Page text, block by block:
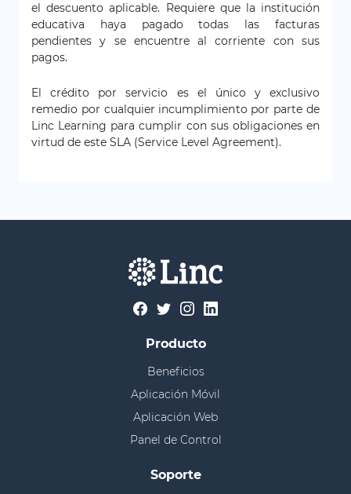
el descuento aplicable. Requiere que la institución
educativa haya pagado todas las facturas
pendientes y se encuentre al corriente con sus
pagos.
El crédito por servicio es el único y exclusivo
remedio por cualquier incumplimiento por parte de
Linc Learning para cumplir con sus obligaciones en
virtud de este SLA (Service Level Agreement).
Producto
Beneficios
Aplicación Móvil
Aplicación Web
Panel de Control
Soporte